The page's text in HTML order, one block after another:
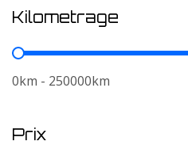
Kilometrage
Kilometrage
0km - 250000km
Prix